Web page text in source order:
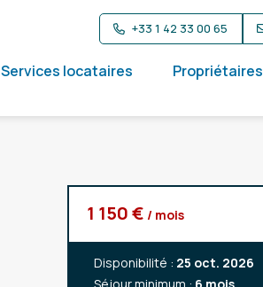
+33 1 42 33 00 65
Services locataires Propriétaires
1 150 € / mois
Disponibilité : 25 oct. 2026